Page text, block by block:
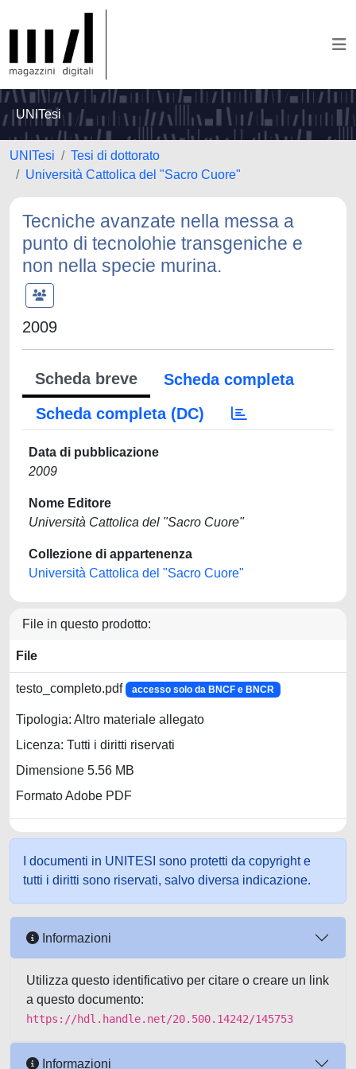
UNITesi
UNITesi
Tesi di dottorato
Università Cattolica del "Sacro Cuore"
Tecniche avanzate nella messa a
punto di tecnolohie transgeniche e
non nella specie murina.
2009
Scheda breve
Scheda completa
Scheda completa (DC)
Data di pubblicazione
2009
Nome Editore
Università Cattolica del "Sacro Cuore"
Collezione di appartenenza
Università Cattolica del "Sacro Cuore"
File in questo prodotto:
File
testo_completo.pdf accesso solo da BNCF e BNCR
Tipologia: Altro materiale allegato
Licenza: Tutti i diritti riservati
Dimensione 5.56 MB
Formato Adobe PDF
I documenti in UNITESI sono protetti da copyright e
tutti i diritti sono riservati, salvo diversa indicazione.
Informazioni
Utilizza questo identificativo per citare o creare un link
a questo documento:
https://hdl.handle.net/20.500.14242/145753
Informazioni